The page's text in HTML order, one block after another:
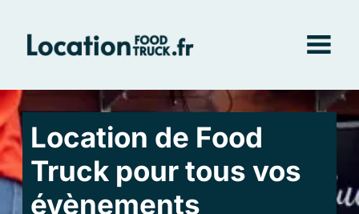
Location de Food
Truck pour tous vos
évènements